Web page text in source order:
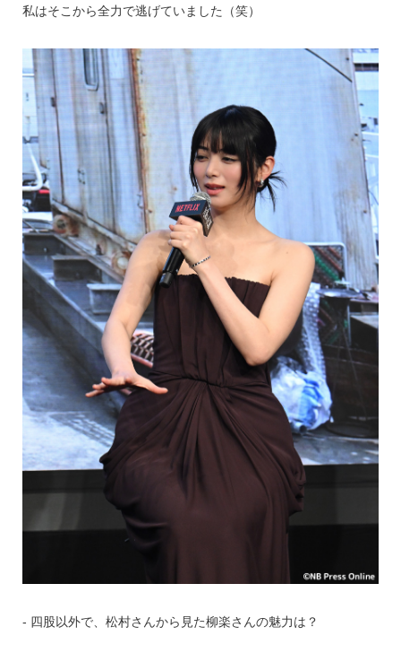
私はそこから全力で逃げていました（笑）
‐ 四股以外で、松村さんから見た柳楽さんの魅力は？